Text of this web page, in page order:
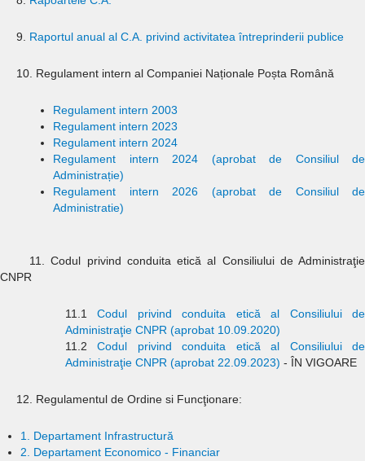
9. Raportul anual al C.A. privind activitatea întreprinderii publice
10. Regulament intern al Companiei Naționale Poșta Română
Regulament intern 2003
Regulament intern 2023
Regulament intern 2024
Regulament intern 2024 (aprobat de Consiliul de
Administrație)
Regulament intern 2026 (aprobat de Consiliul de
Administratie)
11. Codul privind conduita etică al Consiliului de Administraţie
CNPR
11.1Codul privind conduita etică al Consiliului de
Administraţie CNPR (aprobat 10.09.2020)
11.2Codul privind conduita etică al Consiliului de
Administraţie CNPR (aprobat 22.09.2023) - ÎN VIGOARE
12. Regulamentul de Ordine si Funcţionare:
1. Departament Infrastructură
2. Departament Economico - Financiar